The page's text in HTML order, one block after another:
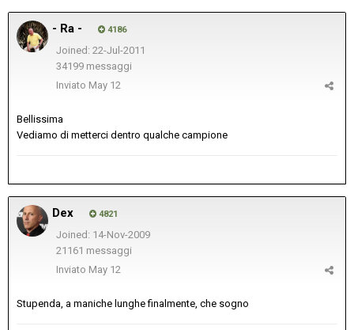
- Ra - 4186
Joined: 22-Jul-2011
34199 messaggi
Inviato May 12
Bellissima
Vediamo di metterci dentro qualche campione
Dex 4821
Joined: 14-Nov-2009
21161 messaggi
Inviato May 12
Stupenda, a maniche lunghe finalmente, che sogno